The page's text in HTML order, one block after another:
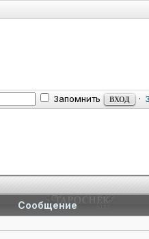
Запомнить ·
Сообщение